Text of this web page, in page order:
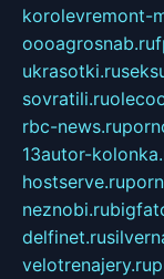
korolevremont-
oooagrosnab.ru
ukrasotki.ru
sovratili.ru
rbc-news.ru
13autor-
hostserve.ru
neznobi.ru
delfinet.ru
velotrenajery.ru